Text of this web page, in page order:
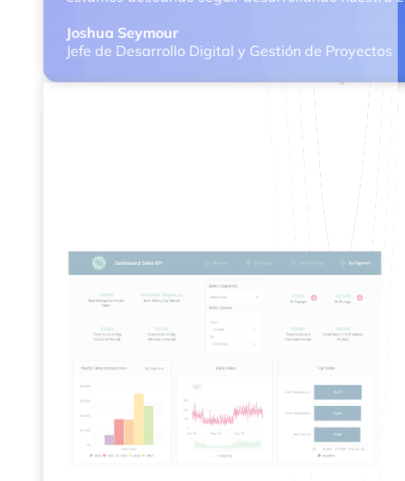
Joshua Seymour
Jefe de Desarrollo Digital y Gestión de Proyectos